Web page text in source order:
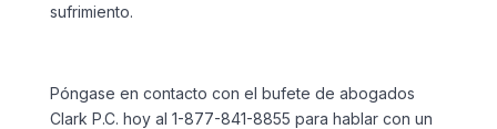
sufrimiento.
Póngase en contacto con el bufete de abogados
Clark P.C. hoy al 1-877-841-8855 para hablar con un